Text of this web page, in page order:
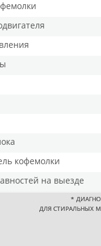
кофемолки
на выезде
*
ДЛЯ СТИРАЛЬНЫХ